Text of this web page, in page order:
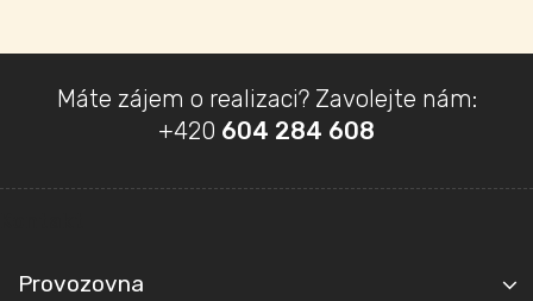
a
Máte zájem o realizaci? Zavolejte nám:
+420 604 284 608
Provozovna